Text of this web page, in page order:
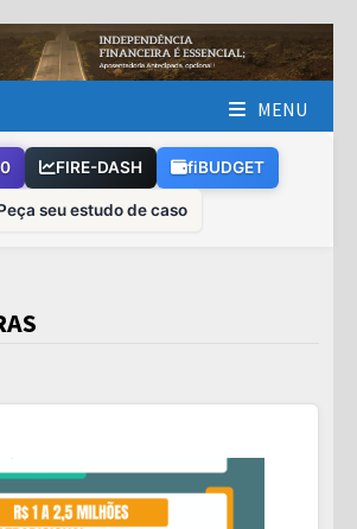
MENU
FIRE-DASH fiBUDGET
seu estudo de caso